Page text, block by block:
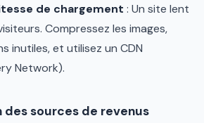
de chargement : Un site lent
Compressez les images,
inutiles, et utilisez un CDN
Network).
des sources de revenus